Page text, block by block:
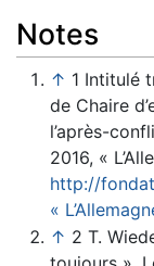
Notes
↑ 1 Intitulé trouvé collectivement par les membres
de Chaire
l’après-
http://
«
↑ 2 T. Wieder, « Le bourreau d’Ascq court